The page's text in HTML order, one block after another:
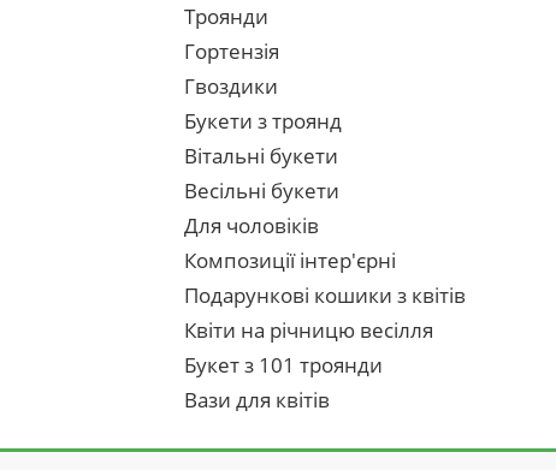
Троянди
Гортензія
Гвоздики
Букети з троянд
Вітальні букети
Весільні букети
Для чоловіків
Композиції інтер'єрні
Подарункові кошики з квітів
Квіти на річницю весілля
Букет з 101 троянди
Вази для квітів